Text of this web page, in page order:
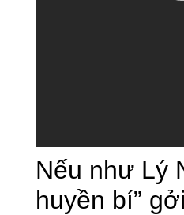
Nếu như Lý
huyền bí”